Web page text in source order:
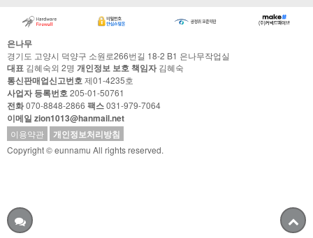
은나무
경기도 고양시 덕양구 소원로266번길 18-2 B1 은나무작업실
대표 김혜숙외 2명 개인정보 보호 책임자김혜숙
통신판매업신고번호제01-4235호
사업자 등록번호205-01-50761
전화070-8848-2866 팩스031-979-7064
이메일 zion1013@hanmail.net
이용약관 개인정보처리방침
Copyright © eunnamu All rights reserved.